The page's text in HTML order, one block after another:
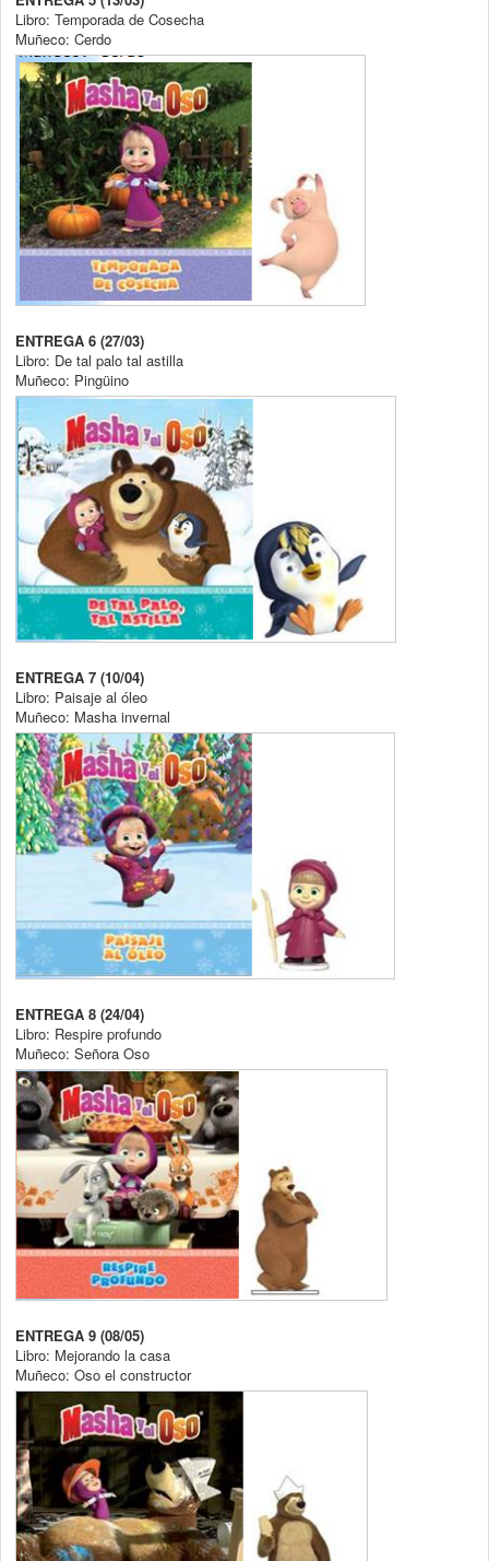
Libro: Temporada de Cosecha
Muñeco: Cerdo
ENTREGA 6 (27/03)
Libro: De tal palo tal astilla
Muñeco: Pingüino
ENTREGA 7 (10/04)
Libro: Paisaje al óleo
Muñeco: Masha invernal
ENTREGA 8 (24/04)
Libro: Respire profundo
Muñeco: Señora Oso
ENTREGA 9 (08/05)
Libro: Mejorando la casa
Muñeco: Oso el constructor